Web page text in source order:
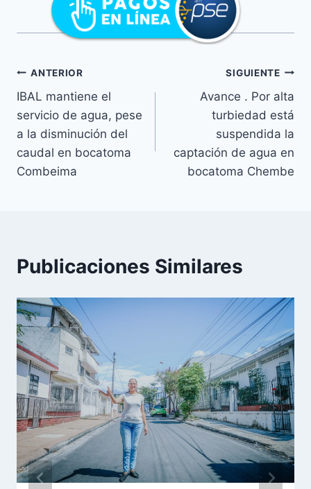
ANTERIOR
IBAL mantiene el
servicio de agua, pese
a la disminución del
caudal en bocatoma
Combeima
SIGUIENTE
Avance . Por alta
turbiedad está
suspendida la
captación de agua en
bocatoma Chembe
Publicaciones Similares